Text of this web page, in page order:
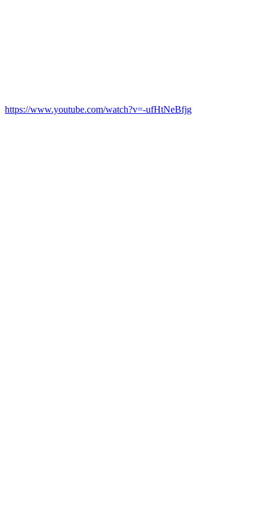
https://www.youtube.com/watch?v=-ufHtNeBfjg